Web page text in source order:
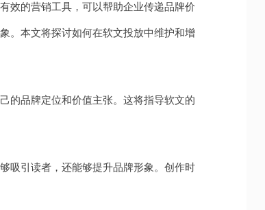
效的营销工具，可以帮助企业传递品牌价
。本文将探讨如何在软文投放中维护和增
的品牌定位和价值主张。这将指导软文的
吸引读者，还能够提升品牌形象。创作时